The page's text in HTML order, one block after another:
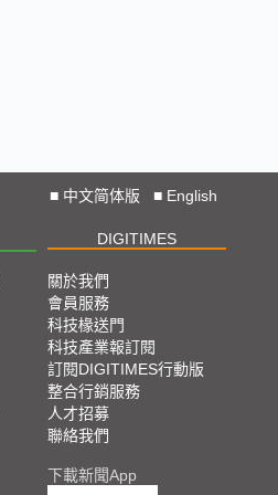
■ 中文简体版 ■ English
DIGITIMES
關於我們
會員服務
科技椽送門
科技產業報訂閱
訂閱DIGITIMES行動版
整合行銷服務
人才招募
聯絡我們
下載新聞App